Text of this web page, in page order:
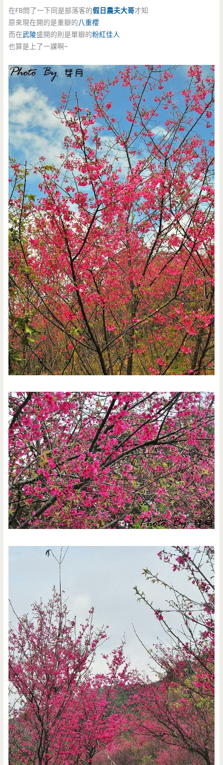
在FB問了一下同是部落客的假日農夫大哥才知
原來現在開的是重瓣的八重櫻
而在武陵盛開的則是單瓣的粉紅佳人
也算是上了一課啊~